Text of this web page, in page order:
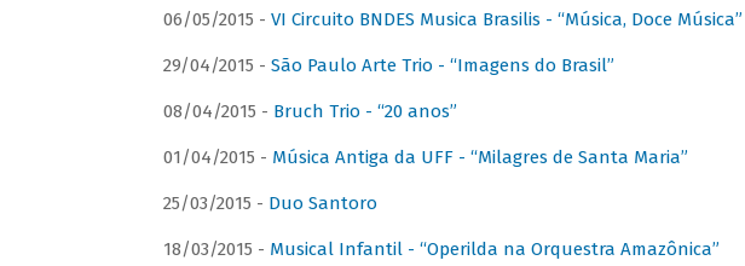
06/05/2015 - VI Circuito BNDES Musica Brasilis - “Música, Doce Música”
29/04/2015 - São Paulo Arte Trio - “Imagens do Brasil”
08/04/2015 - Bruch Trio - “20 anos”
01/04/2015 - Música Antiga da UFF - “Milagres de Santa Maria”
25/03/2015 - Duo Santoro
18/03/2015 - Musical Infantil - “Operilda na Orquestra Amazônica”